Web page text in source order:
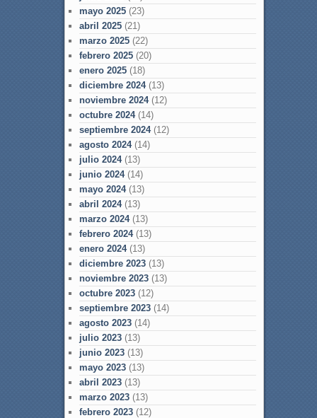
mayo 2025(23)
abril 2025(21)
marzo 2025(22)
febrero 2025(20)
enero 2025(18)
diciembre 2024(13)
noviembre 2024(12)
octubre 2024(14)
septiembre 2024(12)
agosto 2024(14)
julio 2024(13)
junio 2024(14)
mayo 2024(13)
abril 2024(13)
marzo 2024(13)
febrero 2024(13)
enero 2024(13)
diciembre 2023(13)
noviembre 2023(13)
octubre 2023(12)
septiembre 2023(14)
agosto 2023(14)
julio 2023(13)
junio 2023(13)
mayo 2023(13)
abril 2023(13)
marzo 2023(13)
febrero 2023(12)